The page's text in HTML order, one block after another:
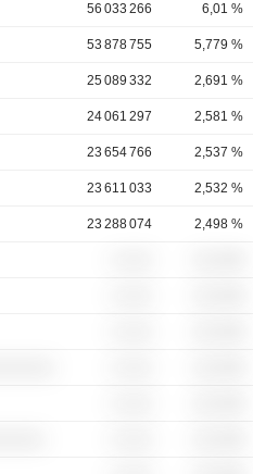
56 033 266 6,01 %
53 878 755 5,779 %
25 089 332 2,691 %
24 061 297 2,581 %
23 654 766 2,537 %
23 611 033 2,532 %
23 288 074 2,498 %